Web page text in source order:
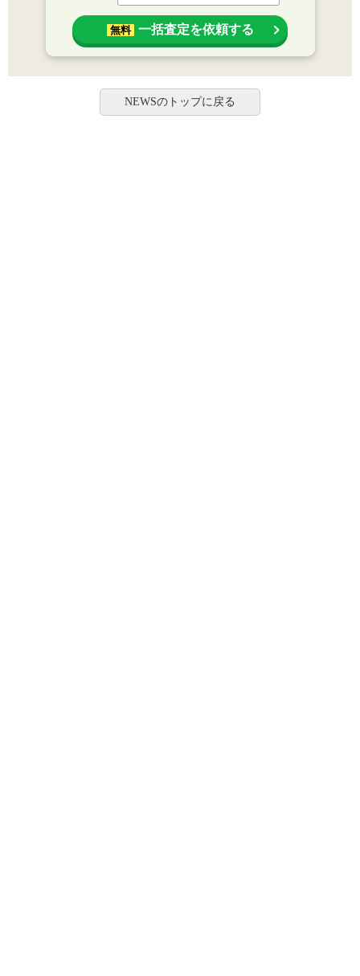
無料 一括査定を依頼する
NEWSのトップに戻る